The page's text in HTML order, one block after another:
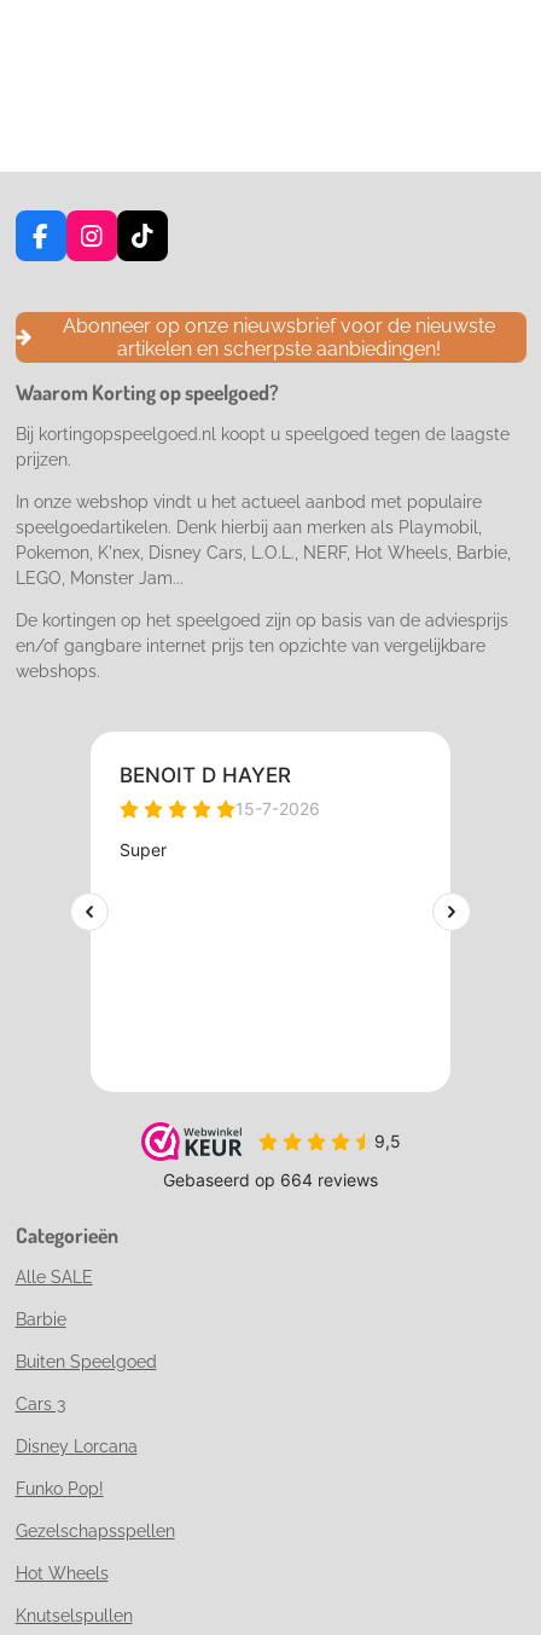
F
a
e
o
k
I
n
t
a
g
r
a
m
T
i
T
o
k
Abonneer op onze nieuwsbrief voor de nieuwste
artikelen en scherpste aanbiedingen!
Waarom Korting op speelgoed?
Bij kortingopspeelgoed.nl koopt u speelgoed tegen de laagste
prijzen.
In onze webshop vindt u het actueel aanbod met populaire
speelgoedartikelen. Denk hierbij aan merken als Playmobil,
Pokemon, K'nex, Disney Cars, L.O.L., NERF, Hot Wheels, Barbie,
LEGO, Monster Jam...
De kortingen op het speelgoed zijn op basis van de adviesprijs
en/of gangbare internet prijs ten opzichte van vergelijkbare
webshops.
Categorieën
Alle SALE
Barbie
Buiten Speelgoed
Cars 3
Disney Lorcana
Funko Pop!
Gezelschapsspellen
Hot Wheels
Knutselspullen